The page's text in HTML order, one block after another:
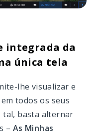
integrada da
única tela
lhe visualizar e
todos os seus
tal, basta alternar
– As Minhas